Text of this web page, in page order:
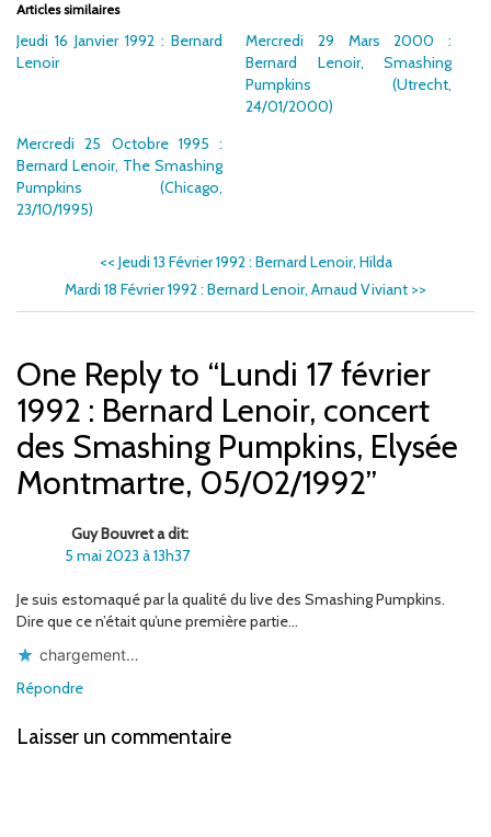
Articles similaires
Jeudi 16 Janvier 1992 : Bernard
Lenoir
Mercredi 29 Mars 2000 :
Bernard Lenoir, Smashing
Pumpkins (Utrecht,
24/01/2000)
Mercredi 25 Octobre 1995 :
Bernard Lenoir, The Smashing
Pumpkins (Chicago,
23/10/1995)
<< Jeudi 13 Février 1992 : Bernard Lenoir, Hilda
Mardi 18 Février 1992 : Bernard Lenoir, Arnaud Viviant >>
One Reply to “Lundi 17 février
1992 : Bernard Lenoir, concert
des Smashing Pumpkins, Elysée
Montmartre, 05/02/1992”
Guy Bouvret a dit:
5 mai 2023 à 13h37
Je suis estomaqué par la qualité du live des Smashing Pumpkins.
Dire que ce n’était qu’une première partie…
chargement…
Répondre
Laisser un commentaire